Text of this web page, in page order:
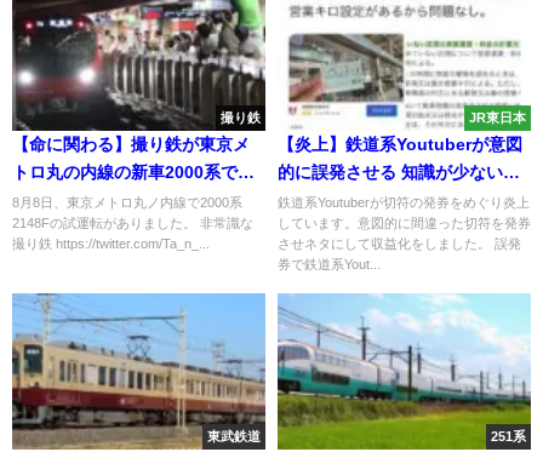
撮り鉄
【命に関わる】撮り鉄が東京メ
トロ丸の内線の新車2000系で危
険行為 ホームドアを乗り越えて
撮影
8月8日、東京メトロ丸ノ内線で2000系
2148Fの試運転がありました。 非常識な
撮り鉄 https://twitter.com/Ta_n_...
JR東日本
【炎上】鉄道系Youtuberが意図
的に誤発させる 知識が少ない簡
易委託で発券させ有料動画に使
用 駅凸し正当性主張も
鉄道系Youtuberが切符の発券をめぐり炎上
しています。意図的に間違った切符を発券
させネタにして収益化をしました。 誤発
券で鉄道系Yout...
東武鉄道 251系